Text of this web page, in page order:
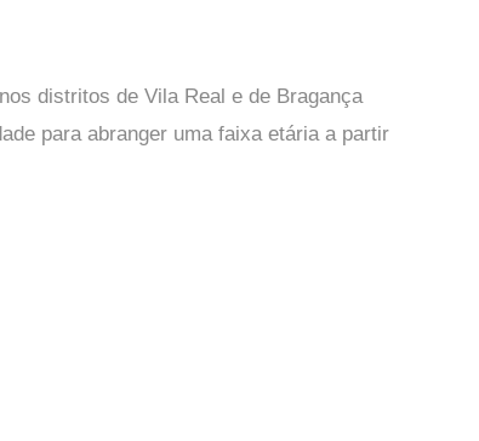
distritos de Vila Real e de Bragança
para abranger uma faixa etária a partir